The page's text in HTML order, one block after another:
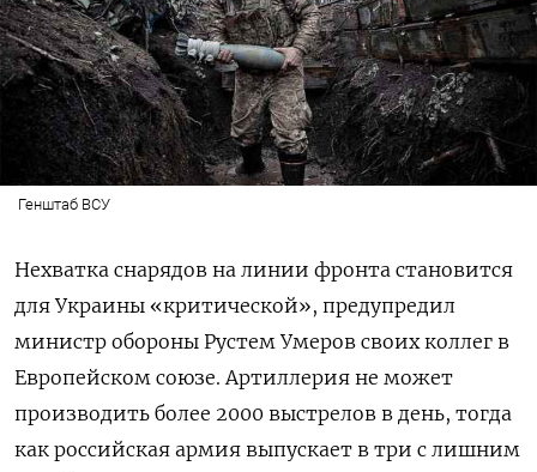
Генштаб ВСУ
Нехватка снарядов на линии фронта становится
для Украины «критической», предупредил
министр обороны Рустем Умеров своих коллег в
Европейском союзе. Артиллерия не может
производить более 2000 выстрелов в день, тогда
как российская армия выпускает в три с лишним